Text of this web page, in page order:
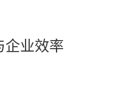
企业效率